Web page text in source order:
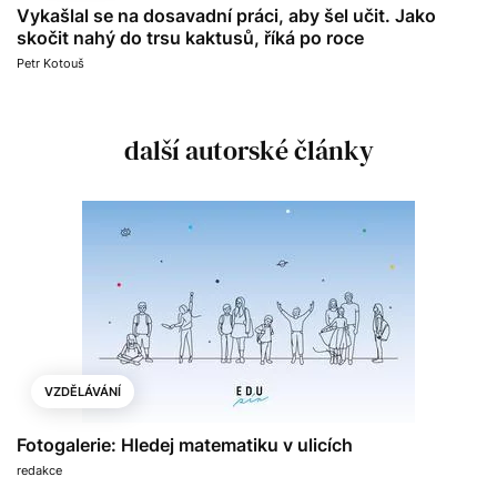
Vykašlal se na dosavadní práci, aby šel učit. Jako
skočit nahý do trsu kaktusů, říká po roce
Petr Kotouš
další autorské články
VZDĚLÁVÁNÍ
Fotogalerie: Hledej matematiku v ulicích
redakce